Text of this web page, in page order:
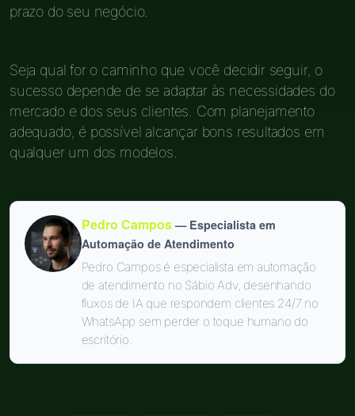
prazo do seu negócio.
Seja qual for o caminho que você decidir seguir, o
sucesso depende de se adaptar às necessidades do
mercado e dos seus clientes. Com planejamento
adequado, é possível alcançar bons resultados em
qualquer um dos modelos.
Pedro Campos— Especialista em
Automação de Atendimento
Pedro Campos é especialista em automação
de atendimento no Sábio Adv, desenhando
fluxos de IA que respondem clientes 24/7 no
WhatsApp sem perder o toque humano do
escritório.